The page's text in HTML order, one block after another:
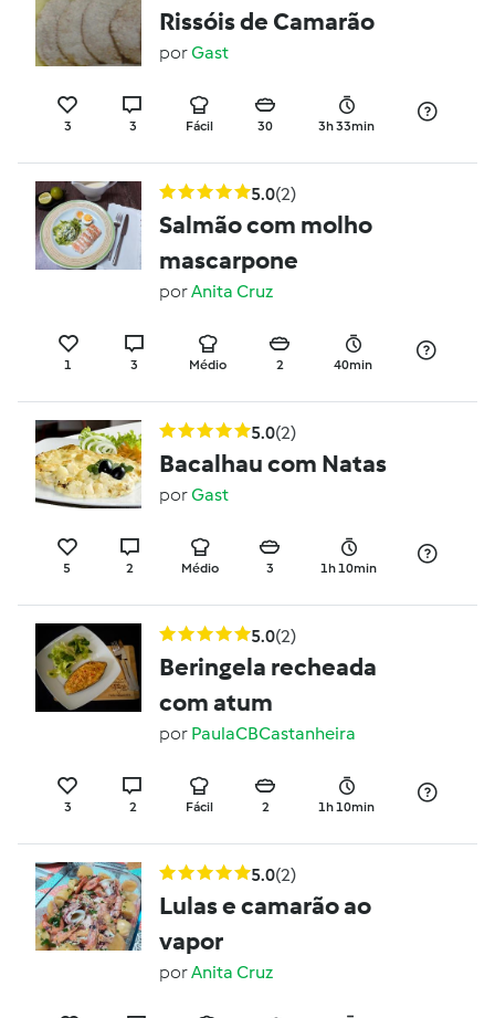
Rissóis de Camarão
porGast
3 3 Fácil 30 3h 33min
5.0(2)
Salmão com molho
mascarpone
porAnita Cruz
1 3 Médio 2 40min
5.0(2)
Bacalhau com Natas
porGast
5 2 Médio 3 1h 10min
5.0(2)
Beringela recheada
com atum
por PaulaCBCastanheira
3 2 Fácil 2 1h 10min
5.0(2)
Lulas e camarão ao
vapor
porAnita Cruz